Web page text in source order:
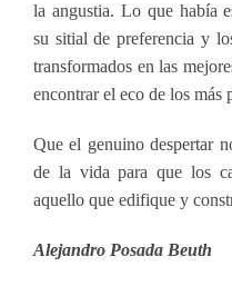
la angustia. Lo que había
su sitial de preferencia y
transformados en las
encontrar el eco de los más
Que el genuino despertar
de la vida para que los
aquello que edifique y
Alejandro Posada Beuth